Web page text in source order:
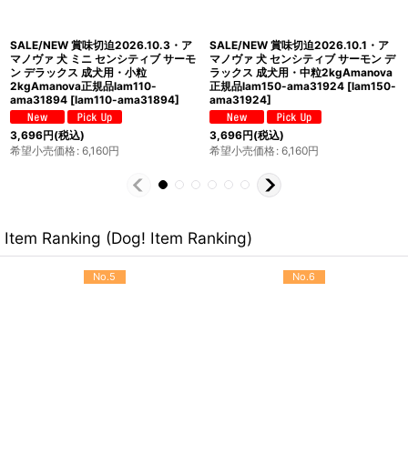
SALE/NEW 賞味切迫2026.11.6・ア
マノヴァ 高齢犬 マチュア ミニ フィッ
シュ デリカシー シニア犬用・小粒
500gAmanova正規品lam132-
ama76710 [lam132-ama76710]
1,771円(税込)
希望小売価格: 2,530円
SALE/NEW 賞味切迫2026.11.6・ア
マノヴァ 高齢犬 マチュア ミニ フィッ
シュ デリカシー シニア犬用・小粒
2kgAmanova正規品lam132-
ama76727 [
4,158円(税込)
希望小売価格: 5,940円
Item Ranking (Dog! Item Ranking)
No.5 No.6